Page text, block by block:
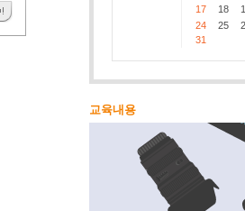
17
18
24
25
31
교육내용